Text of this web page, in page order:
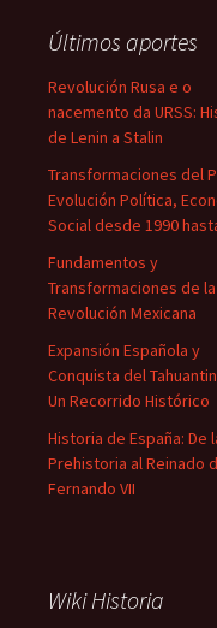
Últimos aportes
Revolución Rusa e o
nacemento da URSS:
de Lenin a Stalin
Transformaciones del
Evolución Política,
Social desde 1990
Fundamentos y
Transformaciones de la
Revolución Mexicana
Expansión Española y
Conquista del
Un Recorrido Histórico
Historia de España: De
Prehistoria al Reinado
Fernando VII
Wiki Historia